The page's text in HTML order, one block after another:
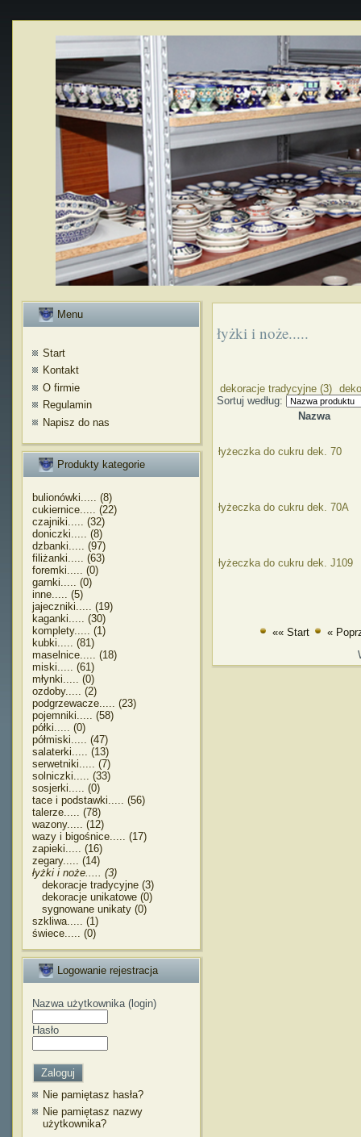
Menu
Start
Kontakt
O firmie
Regulamin
Napisz do nas
Produkty kategorie
bulionówki..... (8)
cukiernice..... (22)
czajniki..... (32)
doniczki..... (8)
dzbanki..... (97)
filiżanki..... (63)
foremki..... (0)
garnki..... (0)
inne..... (5)
jajeczniki..... (19)
kaganki..... (30)
komplety..... (1)
kubki..... (81)
maselnice..... (18)
miski..... (61)
młynki..... (0)
ozdoby..... (2)
podgrzewacze..... (23)
pojemniki..... (58)
półki..... (0)
półmiski..... (47)
salaterki..... (13)
serwetniki..... (7)
solniczki..... (33)
sosjerki..... (0)
tace i podstawki..... (56)
talerze..... (78)
wazony..... (12)
wazy i bigośnice..... (17)
zapieki..... (16)
zegary..... (14)
łyżki i noże..... (3)
dekoracje tradycyjne (3)
dekoracje unikatowe (0)
sygnowane unikaty (0)
szkliwa..... (1)
świece..... (0)
Logowanie rejestracja
Nazwa użytkownika (login)
Hasło
Nie pamiętasz hasła?
Nie pamiętasz nazwy
użytkownika?
łyżki i noże.....
dekoracje tradycyjne (3)
Sortuj według:
Nazwa
łyżeczka do cukru dek. 70
łyżeczka do cukru dek. 70A
łyżeczka do cukru dek. J109
«« Start
«